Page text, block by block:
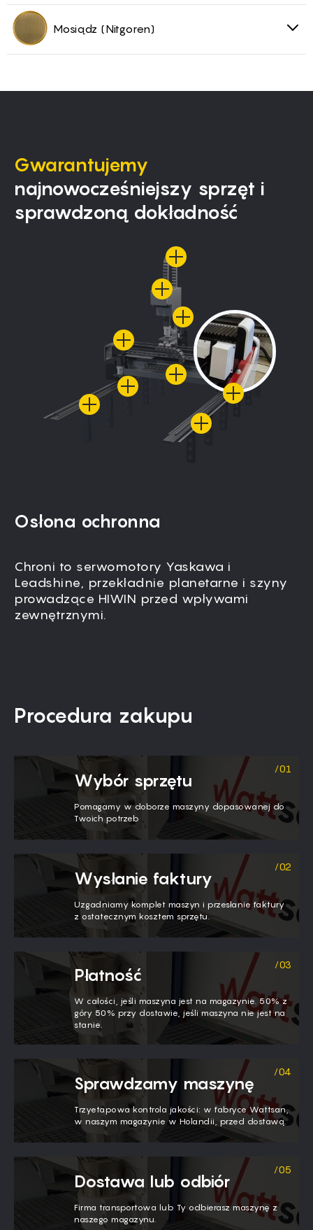
Mosiądz (Nitgoren)
Gwarantujemy
najnowocześniejszy sprzęt i
sprawdzoną dokładność
Osłona ochronna
Chroni to serwomotory Yaskawa i
Leadshine, przekładnie planetarne i szyny
prowadzące HIWIN przed wpływami
zewnętrznymi.
Procedura zakupu
Wybór sprzętu
Pomagamy w doborze maszyny dopasowanej do
Twoich potrzeb
Wysłanie faktury
Uzgadniamy komplet maszyn i przesłanie faktury
z ostatecznym kosztem sprzętu.
Płatność
W całości, jeśli maszyna jest na magazynie. 50% z
góry 50% przy dostawie, jeśli maszyna nie jest na
stanie.
Sprawdzamy maszynę
Trzyetapowa kontrola jakości: w fabryce Wattsan,
w naszym magazynie w Holandii, przed dostawą.
Dostawa lub odbiór
Firma transportowa lub Ty odbierasz maszynę z
naszego magazynu.